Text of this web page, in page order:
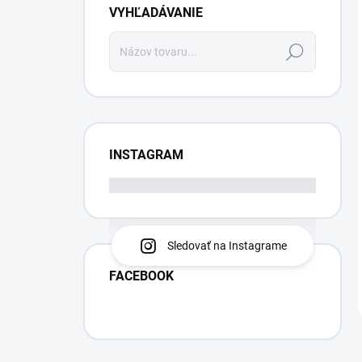
VYHĽADÁVANIE
Hľadať
INSTAGRAM
Sledovať na Instagrame
FACEBOOK